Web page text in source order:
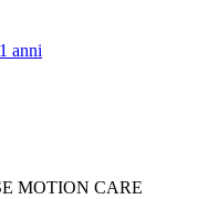
anni
MOTION CARE